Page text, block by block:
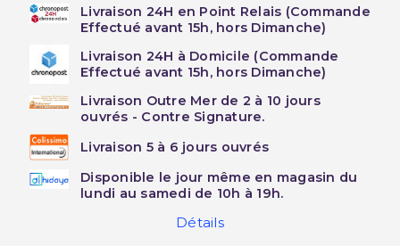
Livraison 24H en Point Relais (Commande
Effectué avant 15h, hors Dimanche)
Livraison 24H à Domicile (Commande
Effectué avant 15h, hors Dimanche)
Livraison Outre Mer de 2 à 10 jours
ouvrés - Contre Signature.
Livraison 5 à 6 jours ouvrés
Disponible le jour même en magasin du
lundi au samedi de 10h à 19h.
Détails